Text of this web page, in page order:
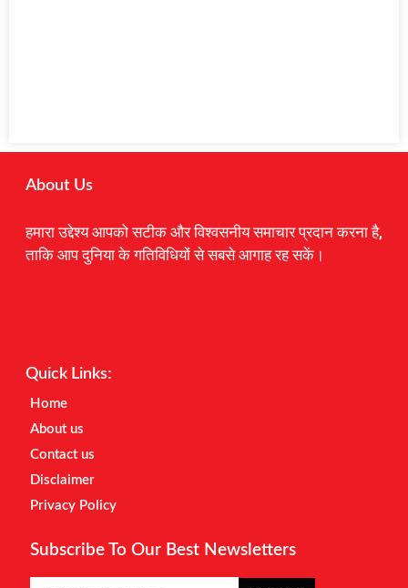
About Us
हमारा उद्देश्य आपको सटीक और विश्वसनीय समाचार प्रदान करना है,
ताकि आप दुनिया के गतिविधियों से सबसे आगाह रह सकें।
Quick Links:
Home
About us
Contact us
Disclaimer
Privacy Policy
Subscribe To Our Best Newsletters